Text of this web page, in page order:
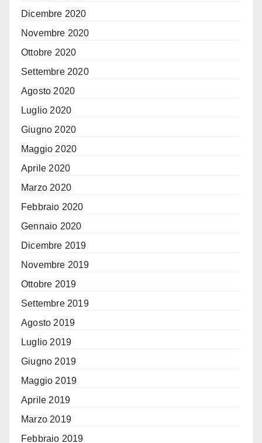
Dicembre 2020
Novembre 2020
Ottobre 2020
Settembre 2020
Agosto 2020
Luglio 2020
Giugno 2020
Maggio 2020
Aprile 2020
Marzo 2020
Febbraio 2020
Gennaio 2020
Dicembre 2019
Novembre 2019
Ottobre 2019
Settembre 2019
Agosto 2019
Luglio 2019
Giugno 2019
Maggio 2019
Aprile 2019
Marzo 2019
Febbraio 2019